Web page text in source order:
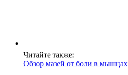
Читайте также:
Обзор мазей от боли в мышцах